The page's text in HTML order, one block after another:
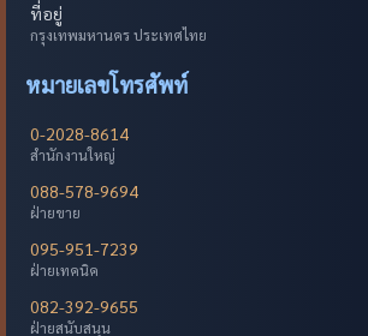
ที่อยู่
กรุงเทพมหานคร ประเทศไทย
หมายเลขโทรศัพท์
0-2028-8614
สำนักงานใหญ่
088-578-9694
ฝ่ายขาย
095-951-7239
ฝ่ายเทคนิค
082-392-9655
ฝ่ายสนับสนุน